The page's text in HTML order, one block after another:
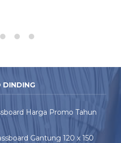
DINDING
Harga Promo Tahun
Gantung 120 x 150